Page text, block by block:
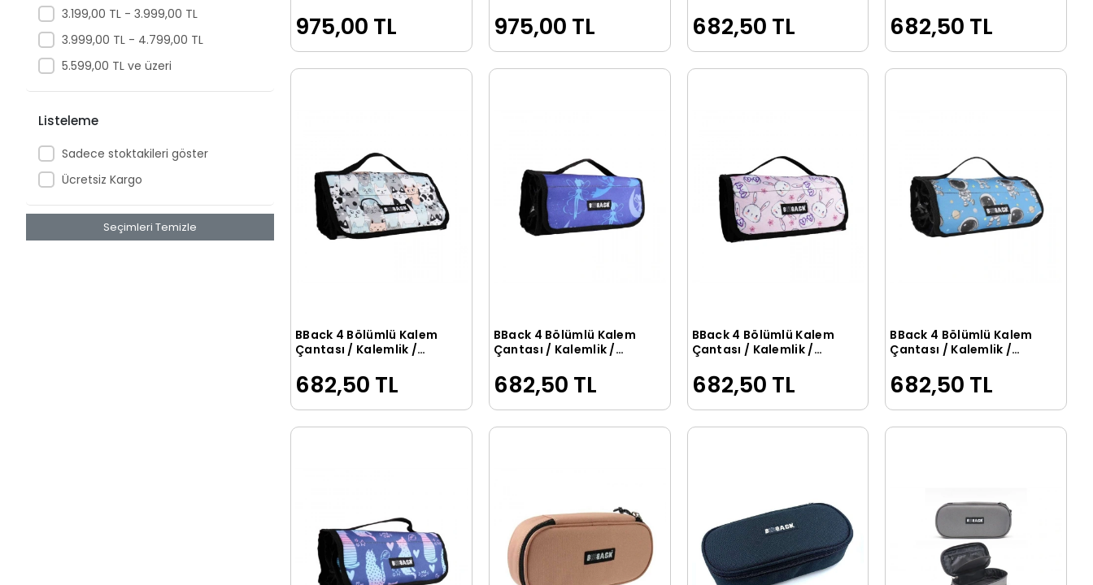
Lutart
Maped
ME ÇANTA
MIKRO
Muhtelif
Şahin Mikro Ottonya
serve
3.199,00 TL - 3.999,00 TL
3.999,00 TL - 4.799,00 TL
5.599,00 TL ve üzeri
Listeleme
Sadece stoktakileri göster
Ücretsiz Kargo
Seçimleri Temizle
Kız
975,00 TL 975,00 TL
Köpekler
682,50 TL 682,50 TL
Sepete Ekle
BBack 4 Bölümlü Kalem
Çantası / Kalemlik /
682,50 TL
Sepete Ekle
BBack 4 Bölümlü Kalem
Çantası / Kalemlik /
DESENLİ
682,50 TL
Sepete Ekle
BBack 4 Bölümlü Kalem
Çantası / Kalemlik /
682,50 TL
Sepete Ekle
BBack 4 Bölümlü Kalem
Çantası / Kalemlik /
ASTRONOT
682,50 TL